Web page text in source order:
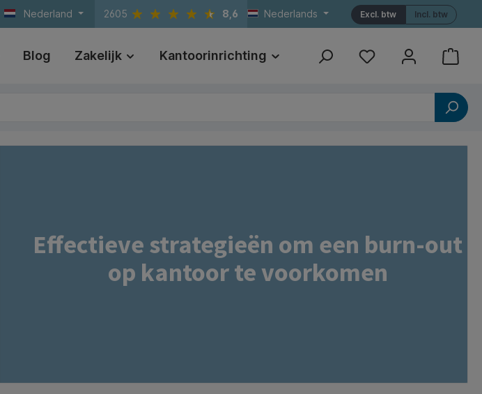
Nederland 2605 8,6 Nederlands Incl. btw
Excl. btw
Blog Zakelijk Kantoorinrichting Print Referenties
Effectieve strategieën om een burn-out
op kantoor te voorkomen